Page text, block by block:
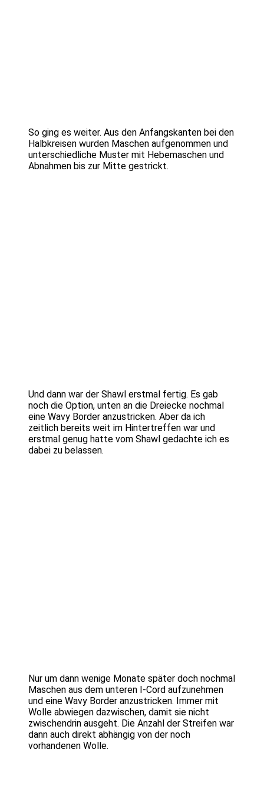
So ging es weiter. Aus den Anfangskanten bei den
Halbkreisen wurden Maschen aufgenommen und
unterschiedliche Muster mit Hebemaschen und
Abnahmen bis zur Mitte gestrickt.
Und dann war der Shawl erstmal fertig. Es gab
noch die Option, unten an die Dreiecke nochmal
eine Wavy Border anzustricken. Aber da ich
zeitlich bereits weit im Hintertreffen war und
erstmal genug hatte vom Shawl gedachte ich es
dabei zu belassen.
Nur um dann wenige Monate später doch nochmal
Maschen aus dem unteren I-Cord aufzunehmen
und eine Wavy Border anzustricken. Immer mit
Wolle abwiegen dazwischen, damit sie nicht
zwischendrin ausgeht. Die Anzahl der Streifen war
dann auch direkt abhängig von der noch
vorhandenen Wolle.